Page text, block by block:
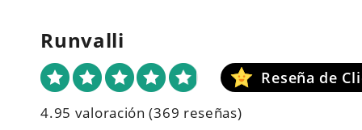
Runvalli
4.95 valoración (369 reseñas)